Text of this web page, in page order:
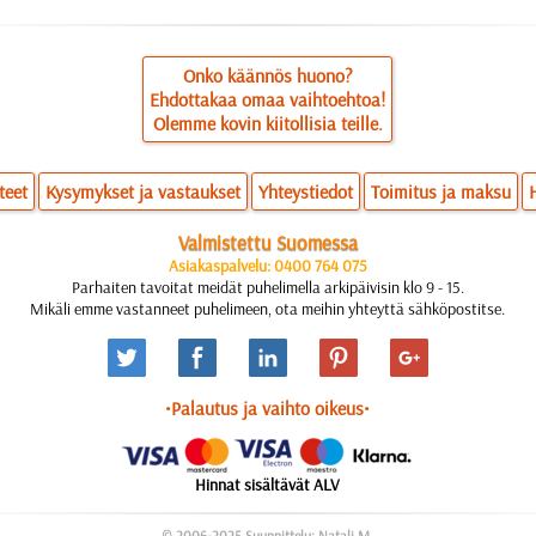
Onko käännös huono?
Ehdottakaa omaa vaihtoehtoa!
Olemme kovin kiitollisia teille.
Kysymykset ja vastaukset Yhteystiedot Toimitus ja maksu
Valmistettu Suomessa
Asiakaspalvelu: 0400 764 075
Parhaiten tavoitat meidät puhelimella arkipäivisin klo 9 - 15.
Mikäli emme vastanneet puhelimeen, ota meihin yhteyttä sähköpostitse.
•Palautus ja vaihto oikeus•
Hinnat sisältävät ALV